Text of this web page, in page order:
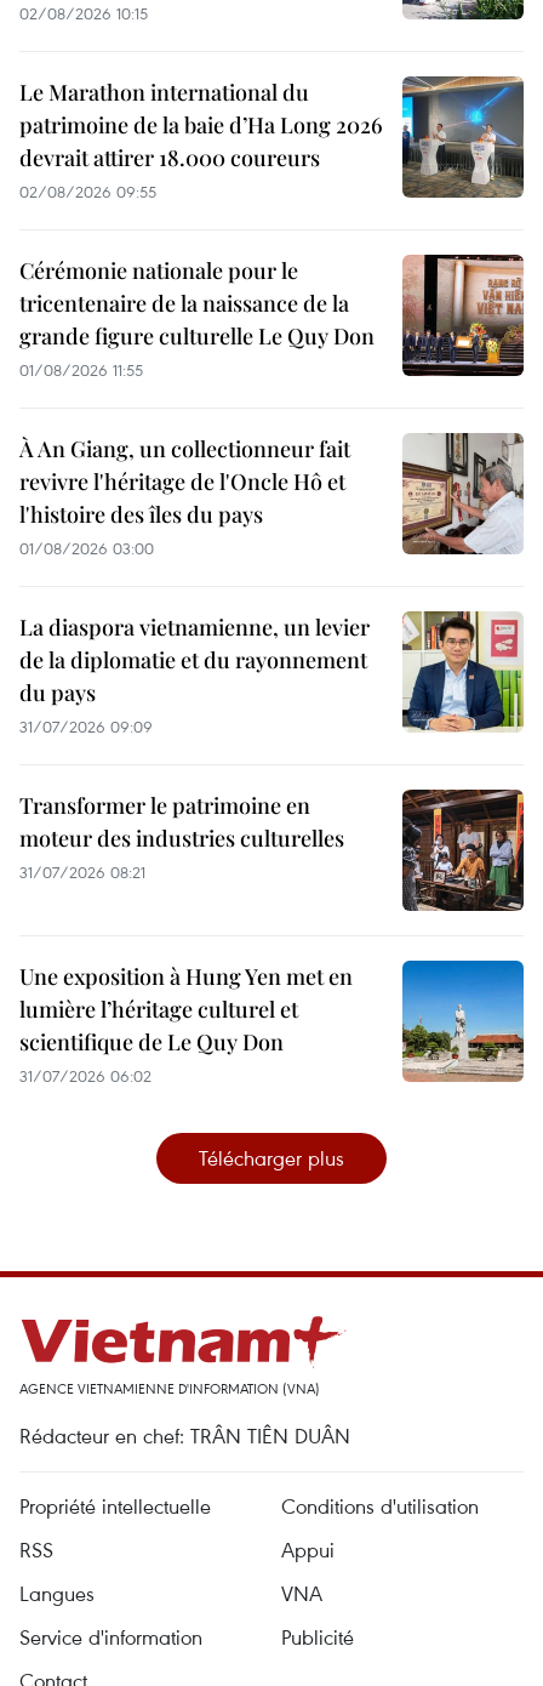
02/08/2026 10:15
Le Marathon international du
patrimoine de la baie d’Ha Long 2026
devrait attirer 18.000 coureurs
02/08/2026 09:55
Cérémonie nationale pour le
tricentenaire de la naissance de la
grande figure culturelle Le Quy Don
01/08/2026 11:55
À An Giang, un collectionneur fait
revivre l'héritage de l'Oncle Hô et
l'histoire des îles du pays
01/08/2026 03:00
La diaspora vietnamienne, un levier
de la diplomatie et du rayonnement
du pays
31/07/2026 09:09
Transformer le patrimoine en
moteur des industries culturelles
31/07/2026 08:21
Une exposition à Hung Yen met en
lumière l’héritage culturel et
scientifique de Le Quy Don
31/07/2026 06:02
Télécharger plus
AGENCE VIETNAMIENNE D'INFORMATION (VNA)
Rédacteur en chef: TRÂN TIÊN DUÂN
Propriété intellectuelle
Conditions d'utilisation
RSS
Appui
Langues
VNA
Service d'information
Publicité
Contact